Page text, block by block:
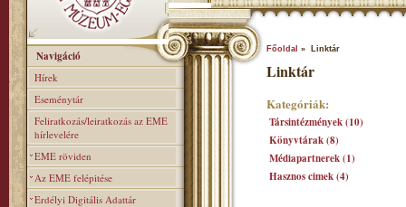
Navigáció
Hírek
Eseménytár
Feliratkozás/leiratkozás az EME
hírlevelére
EME röviden
Az EME felépitése
Erdélyi Digitális Adattár
Főoldal » Linktár
Linktár
Kategóriák:
Társintézmények (10)
Könyvtárak (8)
Médiapartnerek (1)
Hasznos cimek (4)